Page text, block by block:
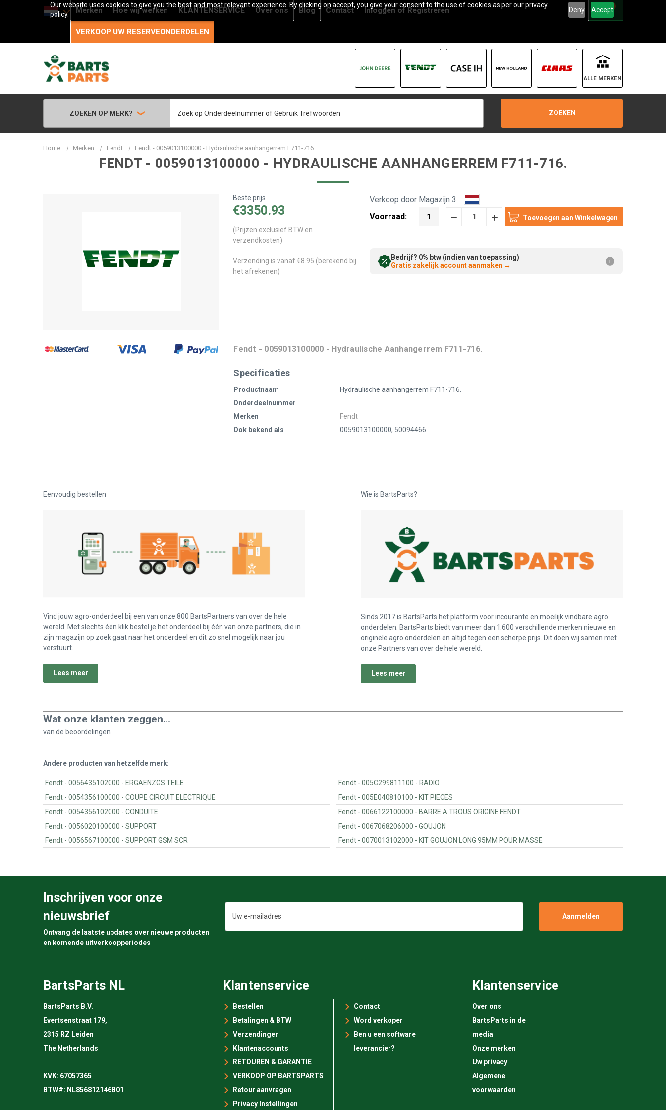
Our website uses cookies to give you the best and most relevant experience. By clicking on accept, you give your consent to the use of cookies as per our privacy
policy.
Deny Accept
Merken Hoe wij werken KLANTENSERVICE Over ons Blog Contact InloggenofRegistreren
VERKOOP UW RESERVEONDERDELEN
0
ALLE MERKEN
ZOEKEN OP MERK?
ZOEKEN
Home Merken Fendt Fendt - 0059013100000 - Hydraulische aanhangerrem F711-716.
FENDT - 0059013100000 - HYDRAULISCHE AANHANGERREM F711-716.
Beste prijs
€3350.93
(Prijzen exclusief BTW en
verzendkosten)
Verzending is vanaf €8.95 (berekend bij
het afrekenen)
Verkoop door Magazijn 3
Voorraad:
1 HoeveelheidHoeveelheid
Bedrijf? 0% btw (indien van toepassing)
Gratis zakelijk account aanmaken → i
Fendt - 0059013100000 - Hydraulische Aanhangerrem F711-716.
Specificaties
Productnaam
Hydraulische aanhangerrem F711-716.
Onderdeelnummer
Merken
Fendt
Ook bekend als
0059013100000, 50094466
Eenvoudig bestellen
Vind jouw agro-onderdeel bij een van onze 800 BartsPartners van over de hele
wereld. Met slechts één klik bestel je het onderdeel bij één van onze partners, die in
zijn magazijn op zoek gaat naar het onderdeel en dit zo snel mogelijk naar jou
verstuurt.
Lees meer
Wie is BartsParts?
Sinds 2017 is BartsParts het platform voor incourante en moeilijk vindbare agro
onderdelen. BartsParts biedt van meer dan 1.600 verschillende merken nieuwe en
originele agro onderdelen en altijd tegen een scherpe prijs. Dit doen wij samen met
onze Partners van over de hele wereld.
Lees meer
Wat onze klanten zeggen...
van de beoordelingen
Andere producten van hetzelfde merk:
Fendt - 0056435102000 - ERGAENZGS.TEILE
Fendt - 0054356100000 - COUPE CIRCUIT ELECTRIQUE
Fendt - 0054356102000 - CONDUITE
Fendt - 0056020100000 - SUPPORT
Fendt - 0056567100000 - SUPPORT GSM SCR
Fendt - 005C299811100 - RADIO
Fendt - 005E040810100 - KIT PIECES
Fendt - 0066122100000 - BARRE A TROUS ORIGINE FENDT
Fendt - 0067068206000 - GOUJON
Fendt - 0070013102000 - KIT GOUJON LONG 95MM POUR MASSE
Inschrijven voor onze
nieuwsbrief
Ontvang de laatste updates over nieuwe producten
en komende uitverkoopperiodes
mailadres
Klantenservice
Bestellen
Betalingen & BTW
Verzendingen
Klantenaccounts
RETOUREN & GARANTIE
VERKOOP OP BARTSPARTS
Retour aanvragen
Privacy Instellingen
Contact
Word verkoper
Ben u een software
leverancier?
Klantenservice
Over ons
BartsParts in de
media
Onze merken
Uw privacy
Algemene
voorwaarden
BartsParts NL
BartsParts B.V.
Evertsenstraat 179,
2315 RZ Leiden
The Netherlands
KVK: 67057365
BTW#: NL856812146B01